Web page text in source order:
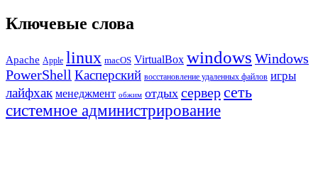
Ключевые слова
Apache Apple linux macOS VirtualBox windows Windows
PowerShell Касперский восстановление удаленных файлов игры
лайфхак менеджмент обжим отдых серверсеть
системное администрирование